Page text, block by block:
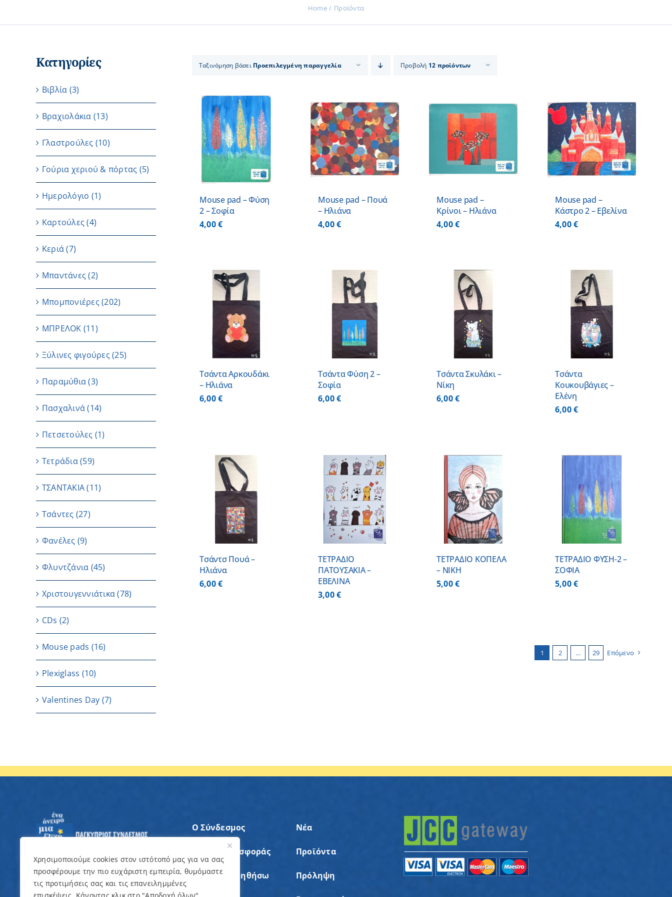
Χρησιμοποιούμε cookies στον ιστότοπό μας για να σας
προσφέρουμε την πιο ευχάριστη εμπειρία, θυμόμαστε
τις προτιμήσεις σας και τις επανειλημμένες
Home Προϊόντα
Ταξινόμηση βάσει Προεπιλεγμένη παραγγελία Προβολή 12 προϊόντων
ΠΡΟΣΘΗΚΗ ΣΤΟ
Mouse pad – Φύση
2 – Σοφία
4,00€
ΠΡΟΣΘΗΚΗ ΣΤΟ
ΚΑΛΑΘΙ
ΛΕΠΤΟΜΕΡΕΙΕΣ
Mouse pad – Πουά
– Ηλιάνα
4,00€
ΠΡΟΣΘΗΚΗ ΣΤΟ
ΚΑΛΑΘΙ
/
ΛΕΠΤΟΜΕΡΕΙΕΣ
Mouse pad –
Κρίνοι – Ηλιάνα
4,00€
ΠΡΟΣΘΗΚΗ ΣΤΟ
ΚΑΛΑΘΙ
ΛΕΠΤΟΜΕΡΕΙΕΣ
Mouse pad –
Κάστρο 2 – Εβελίνα
4,00€
ΚΑΛΑΘΙ
Τσάντα Αρκουδάκι
– Ηλιάνα
6,00€
ΠΡΟΣΘΗΚΗ ΣΤΟ
ΚΑΛΑΘΙ
ΛΕΠΤΟΜΕΡΕΙΕΣ
Τσάντα Φύση 2 –
Σοφία
6,00€
ΠΡΟΣΘΗΚΗ ΣΤΟ
ΚΑΛΑΘΙ
ΛΕΠΤΟΜΕΡΕΙΕΣ
Τσάντα Σκυλάκι –
Νίκη
6,00€
ΠΡΟΣΘΗΚΗ ΣΤΟ
ΚΑΛΑΘΙ
ΛΕΠΤΟΜΕΡΕΙΕΣ
Τσάντα
Κουκουβάγιες –
Ελένη
6,00€
ΚΑΛΑΘΙ
Τσάντσ Πουά –
Ηλιάνα
6,00€
ΠΡΟΣΘΗΚΗ ΣΤΟ
ΚΑΛΑΘΙ
ΛΕΠΤΟΜΕΡΕΙΕΣ
ΤΕΤΡΑΔΙΟ
ΠΑΤΟΥΣΑΚΙΑ –
ΕΒΕΛΙΝΑ
3,00€
ΠΡΟΣΘΗΚΗ ΣΤΟ
ΚΑΛΑΘΙ
ΛΕΠΤΟΜΕΡΕΙΕΣ
ΤΕΤΡΑΔΙΟ ΚΟΠΕΛΑ
– ΝΙΚΗ
5,00€
ΠΡΟΣΘΗΚΗ ΣΤΟ
ΚΑΛΑΘΙ
ΛΕΠΤΟΜΕΡΕΙΕΣ
ΤΕΤΡΑΔΙΟ ΦΥΣΗ-2 –
ΣΟΦΙΑ
5,00€
1 2 … 29 Επόμενο
Κατηγορίες
Βιβλία (3)
Βραχιολάκια (13)
Γλαστρούλες (10)
Γούρια χεριού & πόρτας (5)
Ημερολόγιο (1)
Καρτούλες (4)
Κεριά (7)
Μπαντάνες (2)
Μπομπονιέρες(202)
ΜΠΡΕΛΟΚ (11)
Ξύλινες φιγούρες(25)
Παραμύθια (3)
Πασχαλινά (14)
Πετσετούλες (1)
Τετράδια(59)
ΤΣΑΝΤΑΚΙΑ (11)
Τσάντες (27)
Φανέλες (9)
Φλυντζάνια (45)
Χριστουγεννιάτικα(78)
CDs (2)
Μouse pads (16)
Plexiglass (10)
Valentines Day (7)
Ο Σύνδεσμος
Άξονες Προσφοράς
Θέλω να Βοηθήσω
Νέα
Προϊόντα
Πρόληψη